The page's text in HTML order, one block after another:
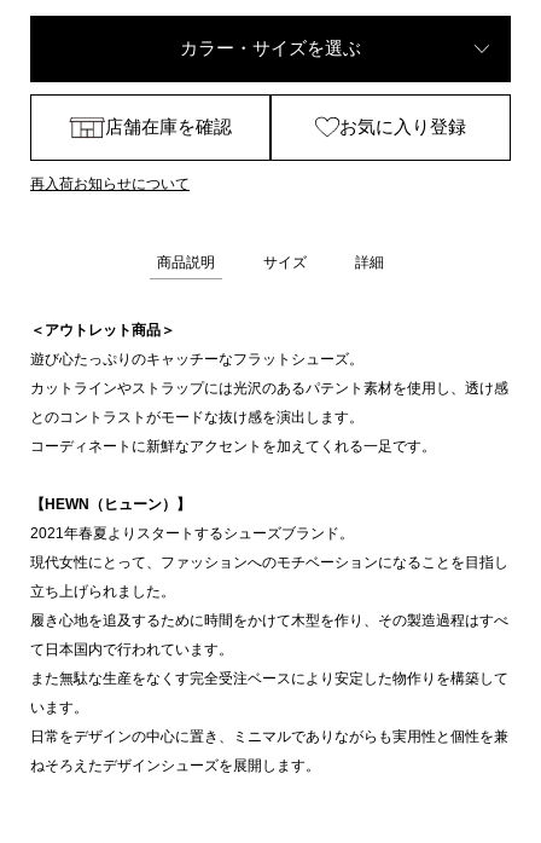
カラー・サイズを選ぶ
店舗在庫を確認 お気に入り登録
再入荷お知らせについて
商品説明 サイズ 詳細
＜アウトレット商品＞
遊び心たっぷりのキャッチーなフラットシューズ。
カットラインやストラップには光沢のあるパテント素材を使用し、透け感
とのコントラストがモードな抜け感を演出します。
コーディネートに新鮮なアクセントを加えてくれる一足です。
【HEWN（ヒューン）】
2021年春夏よりスタートするシューズブランド。
現代女性にとって、ファッションへのモチベーションになることを目指し
立ち上げられました。
履き心地を追及するために時間をかけて木型を作り、その製造過程はすべ
て日本国内で行われています。
また無駄な生産をなくす完全受注ベースにより安定した物作りを構築して
います。
日常をデザインの中心に置き、ミニマルでありながらも実用性と個性を兼
ねそろえたデザインシューズを展開します。